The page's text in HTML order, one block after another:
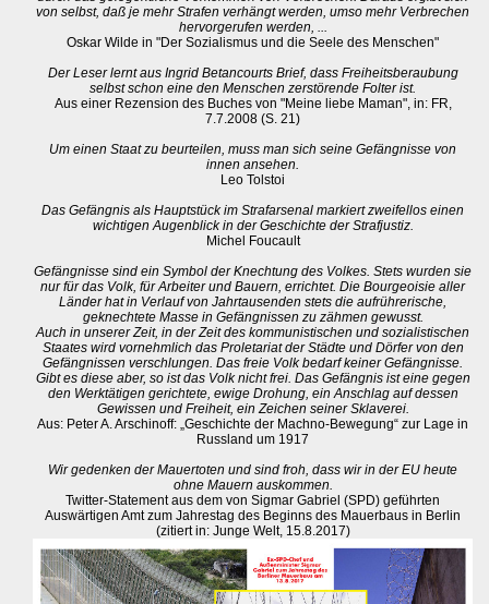
von selbst, daß je mehr Strafen verhängt werden, umso mehr Verbrechen
hervorgerufen werden, ...
Oskar Wilde in "Der Sozialismus und die Seele des Menschen"
Der Leser lernt aus Ingrid Betancourts Brief, dass Freiheitsberaubung
selbst schon eine den Menschen zerstörende Folter ist.
Aus einer Rezension des Buches von "Meine liebe Maman", in: FR,
7.7.2008 (S. 21)
Um einen Staat zu beurteilen, muss man sich seine Gefängnisse von
innen ansehen.
Leo Tolstoi
Das Gefängnis als Hauptstück im Strafarsenal markiert zweifellos einen
wichtigen Augenblick in der Geschichte der Strafjustiz.
Michel Foucault
Gefängnisse sind ein Symbol der Knechtung des Volkes. Stets wurden sie
nur für das Volk, für Arbeiter und Bauern, errichtet. Die Bourgeoisie aller
Länder hat in Verlauf von Jahrtausenden stets die aufrührerische,
geknechtete Masse in Gefängnissen zu zähmen gewusst.
Auch in unserer Zeit, in der Zeit des kommunistischen und sozialistischen
Staates wird vornehmlich das Proletariat der Städte und Dörfer von den
Gefängnissen verschlungen. Das freie Volk bedarf keiner Gefängnisse.
Gibt es diese aber, so ist das Volk nicht frei. Das Gefängnis ist eine gegen
den Werktätigen gerichtete, ewige Drohung, ein Anschlag auf dessen
Gewissen und Freiheit, ein Zeichen seiner Sklaverei.
Aus: Peter A. Arschinoff: „Geschichte der Machno-Bewegung“ zur Lage in
Russland um 1917
Wir gedenken der Mauertoten und sind froh, dass wir in der EU heute
ohne Mauern auskommen.
Twitter-Statement aus dem von Sigmar Gabriel (SPD) geführten
Auswärtigen Amt zum Jahrestag des Beginns des Mauerbaus in Berlin
(zitiert in: Junge Welt, 15.8.2017)